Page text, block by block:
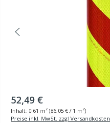
52,49 €
Inhalt: 0.61 m² (86,05 € / 1 m²)
Preise inkl. MwSt. zzgl Versandkosten